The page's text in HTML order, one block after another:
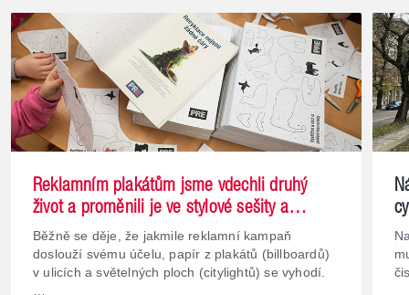
Reklamním plakátům jsme vdechli druhý
život a proměnili je ve stylové sešity a
vystřihovánky pro děti
Běžně se děje, že jakmile reklamní kampaň
doslouží svému účelu, papír z plakátů (billboardů)
v ulicích a světelných ploch (citylightů) se vyhodí.